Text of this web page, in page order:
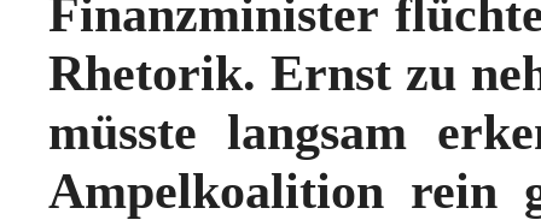
Finanzminister
Rhetorik. Ernst zu
müsste langsam
Ampelkoalition rein